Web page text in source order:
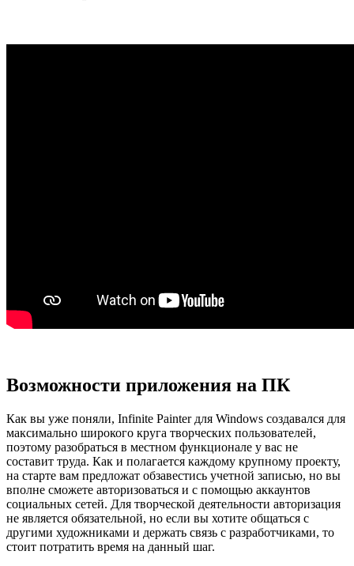
Возможности приложения на ПК
Как вы уже поняли, Infinite Painter для Windows создавался для
максимально широкого круга творческих пользователей,
поэтому разобраться в местном функционале у вас не
составит труда. Как и полагается каждому крупному проекту,
на старте вам предложат обзавестись учетной записью, но вы
вполне сможете авторизоваться и с помощью аккаунтов
социальных сетей. Для творческой деятельности авторизация
не является обязательной, но если вы хотите общаться с
другими художниками и держать связь с разработчиками, то
стоит потратить время на данный шаг.